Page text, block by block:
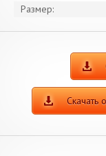
Размер:
Скачать